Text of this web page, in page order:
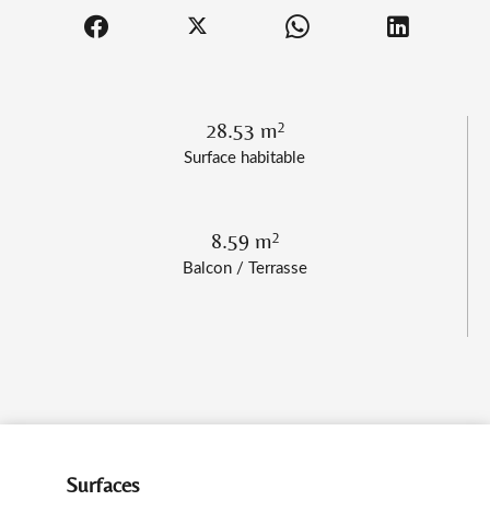
Surface habitable
28.53 m²
Balcon / Terrasse
8.59 m²
Surfaces